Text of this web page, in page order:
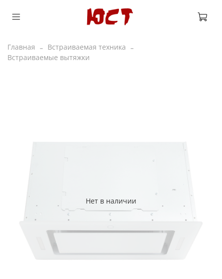
Главная
Встраиваемая техника
Встраиваемые вытяжки
Нет в наличии